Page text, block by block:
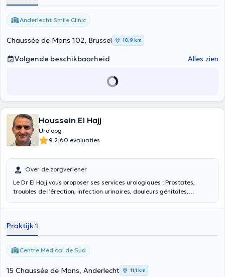
neurologique. Son approche met l’accent sur la confiance, la
compréhension des besoins et un accompagnement adapté à
chaque patient.
Anderlecht Smile Clinic
Chaussée de Mons 102, Brussel 10,9 km
Volgende beschikbaarheid Alles zien
Houssein El Hajj
Uroloog
9.2|60 evaluaties
Over de zorgverlener
Le Dr El Hajj vous proposer ses services urologiques : Prostates,
troubles de l’érection, infection urinaires, douleurs génitales,
urinaire, vasectomie, calcul urinaire, cancer de la vessie,
troubles de la fertilité, Troubles Uro-génitales, Maladie des organes
et des voies génito-urinaires, Problème de énurésie (pipi au lit),
Problème de testicule, Endoscopie vasectomie enlever de corps
étranger, Incontinence urinaire (fuite urinaire), lithiases rénales, la
cystoscope ( descente de la vessie), cancer de la vessie, cancer de
la prostate, examen cytobactériologique (ECBU), mesures de taux
Praktijk 1
Centre Médical de Sud
15 Chaussée de Mons, Anderlecht 11,1 km